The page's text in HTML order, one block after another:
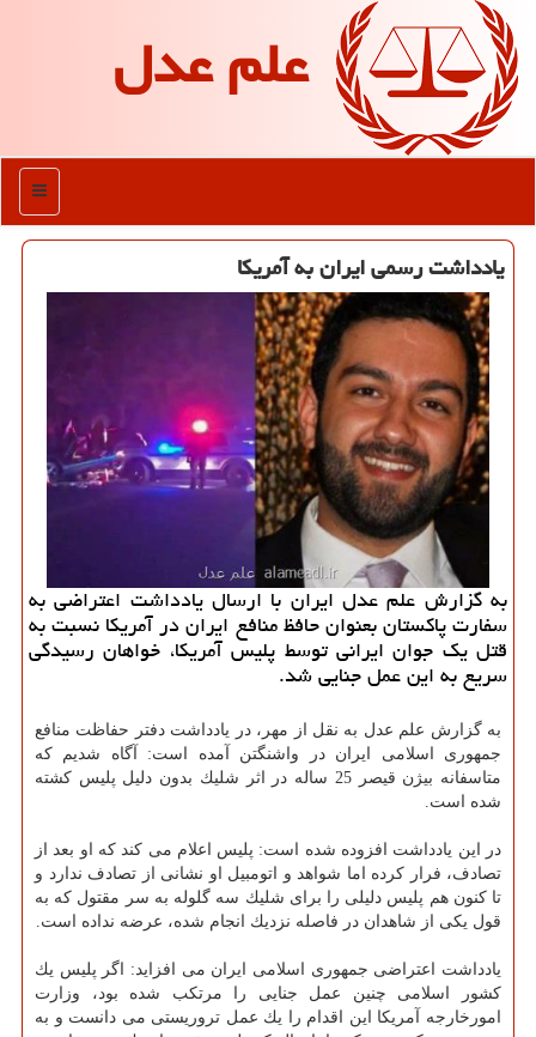
علم عدل
منو
یادداشت رسمی ایران به آمریكا
به گزارش علم عدل ایران با ارسال یادداشت اعتراضی به
سفارت پاكستان بعنوان حافظ منافع ایران در آمریكا نسبت به
قتل یك جوان ایرانی توسط پلیس آمریكا، خواهان رسیدگی
سریع به این عمل جنایی شد.
به گزارش علم عدل به نقل از مهر، در یادداشت دفتر حفاظت منافع
جمهوری اسلامی ایران در واشنگتن آمده است: آگاه شدیم كه
متاسفانه بیژن قیصر 25 ساله در اثر شلیك بدون دلیل پلیس كشته
شده است.
در این یادداشت افزوده شده است: پلیس اعلام می كند كه او بعد از
تصادف، فرار كرده اما شواهد و اتومبیل او نشانی از تصادف ندارد و
تا كنون هم پلیس دلیلی را برای شلیك سه گلوله به سر مقتول كه به
قول یكی از شاهدان در فاصله نزدیك انجام شده، عرضه نداده است.
یادداشت اعتراضی جمهوری اسلامی ایران می افزاید: اگر پلیس یك
كشور اسلامی چنین عمل جنایی را مرتكب شده بود، وزارت
امورخارجه آمریكا این اقدام را یك عمل تروریستی می دانست و به